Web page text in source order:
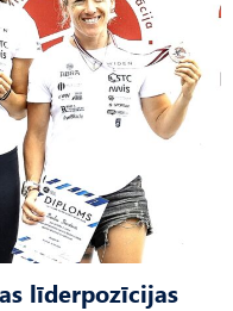
līderpozīcijas